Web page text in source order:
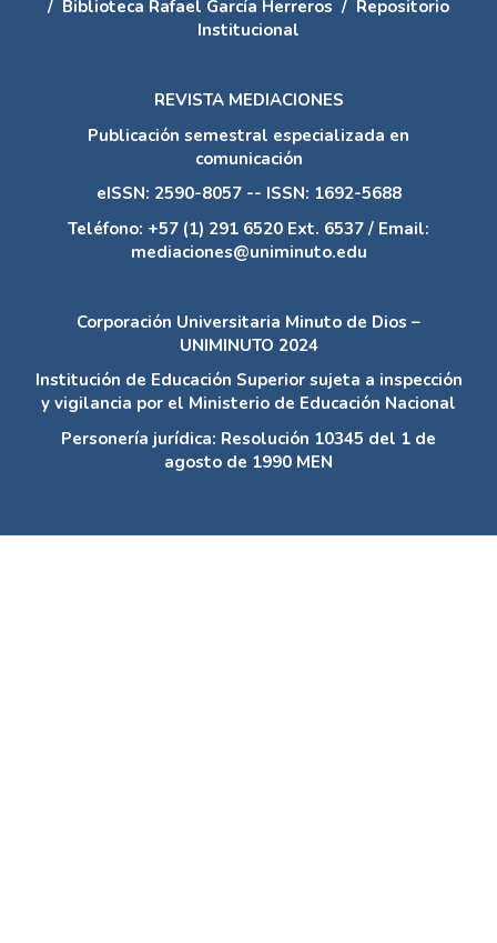
/ Biblioteca Rafael García Herreros / Repositorio
Institucional
REVISTA MEDIACIONES
Publicación semestral especializada en
comunicación
eISSN: 2590-8057 -- ISSN: 1692-5688
Teléfono: +57 (1) 291 6520 Ext. 6537 / Email:
mediaciones@uniminuto.edu
Corporación Universitaria Minuto de Dios –
UNIMINUTO 2024
Institución de Educación Superior sujeta a inspección
y vigilancia por el Ministerio de Educación Nacional
Personería jurídica: Resolución 10345 del 1 de
agosto de 1990 MEN